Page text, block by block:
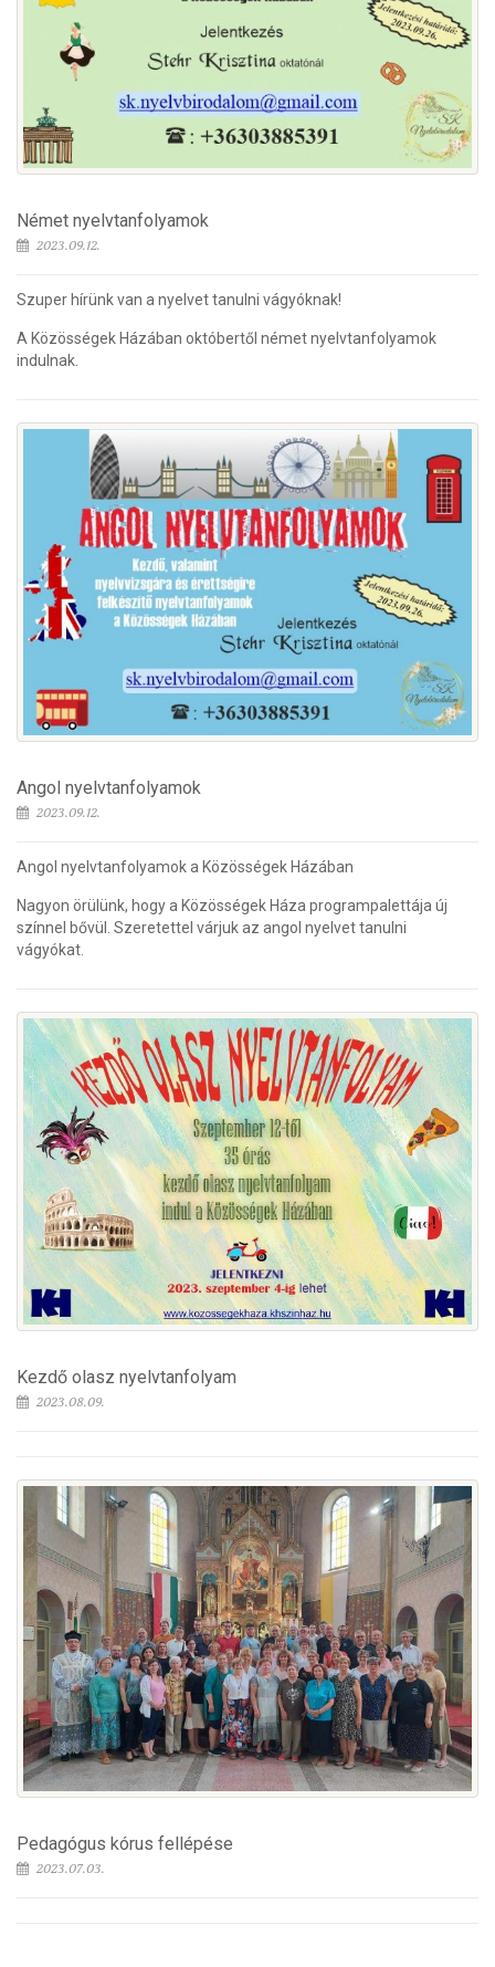
Német nyelvtanfolyamok
2023.09.12.
Szuper hírünk van a nyelvet tanulni vágyóknak!
A Közösségek Házában októbertől német nyelvtanfolyamok
indulnak.
Angol nyelvtanfolyamok
2023.09.12.
Angol nyelvtanfolyamok a Közösségek Házában
Nagyon örülünk, hogy a Közösségek Háza programpalettája új
színnel bővül. Szeretettel várjuk az angol nyelvet tanulni
vágyókat.
Kezdő olasz nyelvtanfolyam
2023.08.09.
Pedagógus kórus fellépése
2023.07.03.